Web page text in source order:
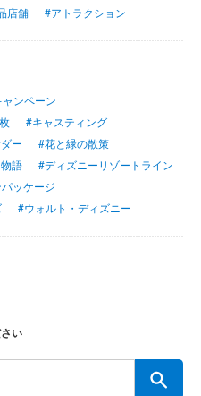
店舗 #アトラクション
ンペーン
#キャスティング
ー
#花と緑の散策
語
#ディズニーリゾートライン
ッケージ
#ウォルト・ディズニー
い